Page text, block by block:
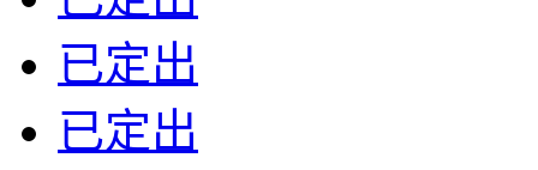
已定出
已定出